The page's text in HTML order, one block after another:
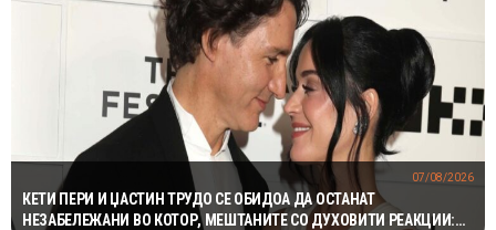
КЕТИ ПЕРИ И ЏАСТИН ТРУДО СЕ ОБИДОА ДА ОСТАНАТ
НЕЗАБЕЛЕЖАНИ ВО КОТОР, МЕШТАНИТЕ СО ДУХОВИТИ РЕАКЦИИ:
07/08/2026